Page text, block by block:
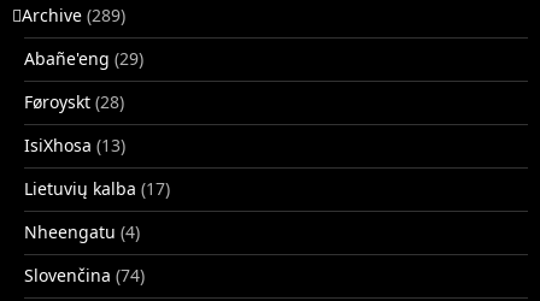
􏿽Archive (289)
Abañe'eng (29)
Føroyskt (28)
IsiXhosa (13)
Lietuvių kalba (17)
Nheengatu (4)
Slovenčina (74)